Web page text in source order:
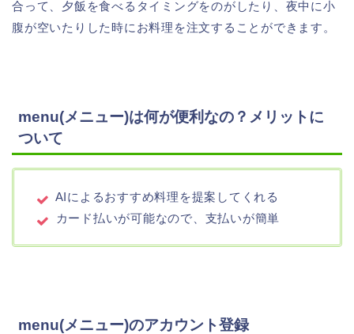
合って、夕飯を食べるタイミングをのがしたり、夜中に小
腹が空いたりした時にお料理を注文することができます。
menu(メニュー)は何が便利なの？メリットに
ついて
AIによるおすすめ料理を提案してくれる
カード払いが可能なので、支払いが簡単
menu(メニュー)のアカウント登録